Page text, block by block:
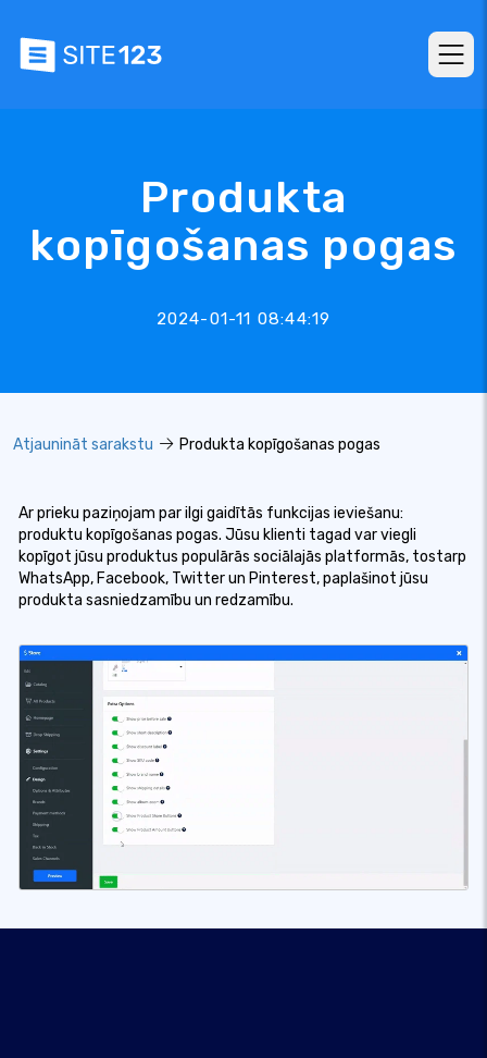
Produkta
kopīgošanas pogas
2024-01-11 08:44:19
Atjaunināt sarakstu Produkta kopīgošanas pogas
Ar prieku paziņojam par ilgi gaidītās funkcijas ieviešanu:
produktu kopīgošanas pogas. Jūsu klienti tagad var viegli
kopīgot jūsu produktus populārās sociālajās platformās, tostarp
WhatsApp, Facebook, Twitter un Pinterest, paplašinot jūsu
produkta sasniedzamību un redzamību.